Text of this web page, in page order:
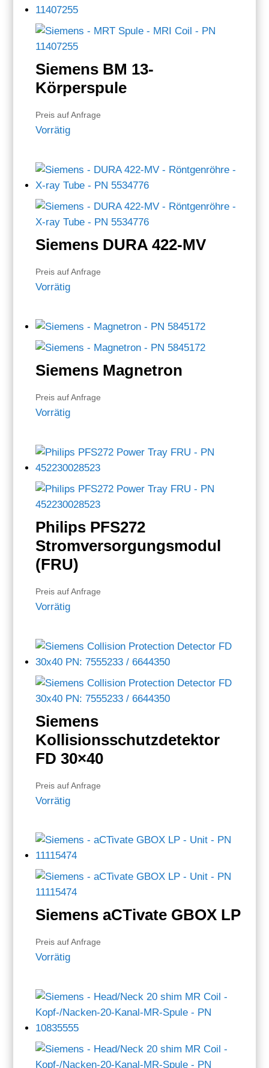
Siemens BM 13-
Körperspule
Preis auf Anfrage
Vorrätig
Siemens DURA 422-MV
Preis auf Anfrage
Vorrätig
Siemens Magnetron
Preis auf Anfrage
Vorrätig
Philips PFS272
Stromversorgungsmodul
(FRU)
Preis auf Anfrage
Vorrätig
Siemens
Kollisionsschutzdetektor
FD 30×40
Preis auf Anfrage
Vorrätig
Siemens aCTivate GBOX LP
Preis auf Anfrage
Vorrätig